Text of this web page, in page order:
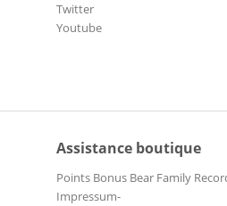
Twitter
Youtube
Assistance boutique
Points Bonus Bear Family
Impressum-